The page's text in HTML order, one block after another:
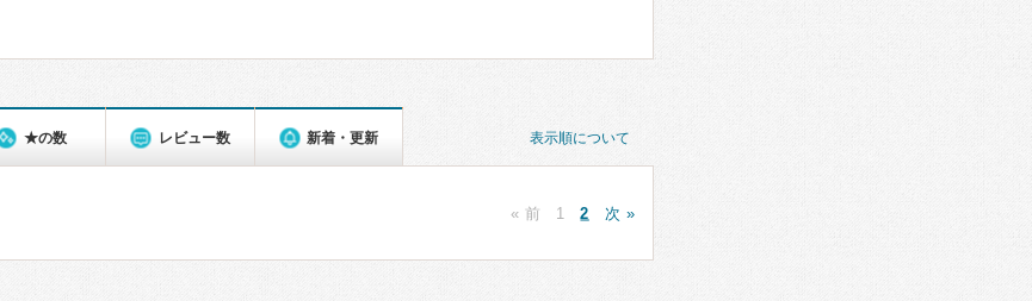
表示順について
★の数 レビュー数 新着・更新
« 前 1 2 次 »